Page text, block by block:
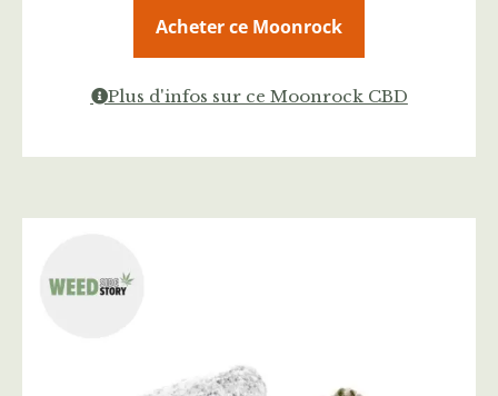
Acheter ce Moonrock
Plus d'infos sur ce Moonrock CBD